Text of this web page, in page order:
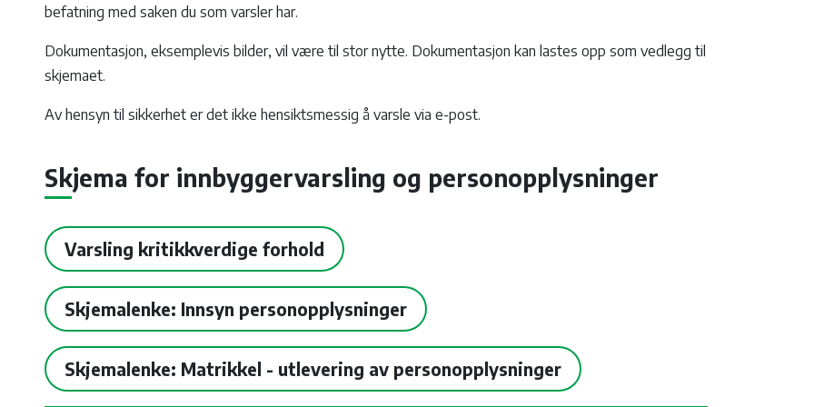
befatning med saken du som varsler har.
Dokumentasjon, eksemplevis bilder, vil være til stor nytte. Dokumentasjon kan lastes opp som vedlegg til
skjemaet.
Av hensyn til sikkerhet er det ikke hensiktsmessig å varsle via e-post.
Skjema for innbyggervarsling og personopplysninger
Varsling kritikkverdige forhold
Skjemalenke: Innsyn personopplysninger
Skjemalenke: Matrikkel - utlevering av personopplysninger